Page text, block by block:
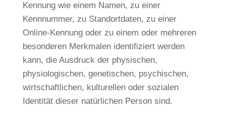
Kennung wie einem Namen, zu einer
Kennnummer, zu Standortdaten, zu einer
Online-Kennung oder zu einem oder mehreren
besonderen Merkmalen identifiziert werden
kann, die Ausdruck der physischen,
physiologischen, genetischen, psychischen,
wirtschaftlichen, kulturellen oder sozialen
Identität dieser natürlichen Person sind.